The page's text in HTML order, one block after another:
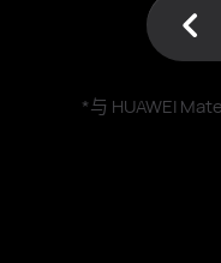
*与 HUAWEI